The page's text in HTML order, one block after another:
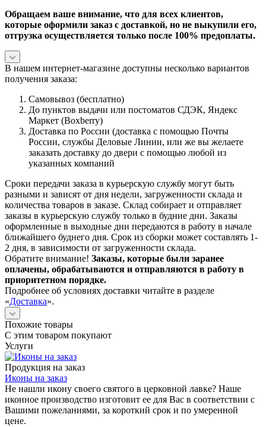
Обращаем ваше внимание, что для всех клиентов,
которые оформили заказ с доставкой, но не выкупили его,
отгрузка осуществляется только после 100% предоплаты.
В нашем интернет-магазине доступны несколько вариантов
получения заказа:
Самовывоз (бесплатно)
До пунктов выдачи или постоматов СДЭК, Яндекс
Маркет (Boxberry)
Доставка по России (доставка с помощью Почты
России, службы Деловые Линии, или же вы желаете
заказать доставку до двери с помощью любой из
указанных компаний
Сроки передачи заказа в курьерскую службу могут быть
разными и зависят от дня недели, загруженности склада и
количества товаров в заказе. Склад собирает и отправляет
заказы в курьерскую службу только в будние дни. Заказы
оформленные в выходные дни передаются в работу в начале
ближайшего буднего дня. Срок из сборки может составлять 1-
2 дня, в зависимости от загруженности склада.
Обратите внимание! Заказы, которые были заранее
оплачены, обрабатываются и отправляются в работу в
приоритетном порядке.
Подробнее об условиях доставки читайте в разделе
«Доставка».
Похожие товары
С этим товаром покупают
Услуги
Продукция на заказ
Иконы на заказ
Не нашли икону своего святого в церковной лавке? Наше
иконное производство изготовит ее для Вас в соответствии с
Вашими пожеланиями, за короткий срок и по умеренной
цене.